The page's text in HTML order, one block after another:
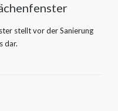
stellt vor der Sanierung
dar.